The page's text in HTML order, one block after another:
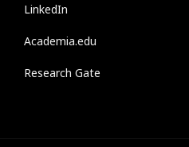
LinkedIn
Academia.edu
Research Gate